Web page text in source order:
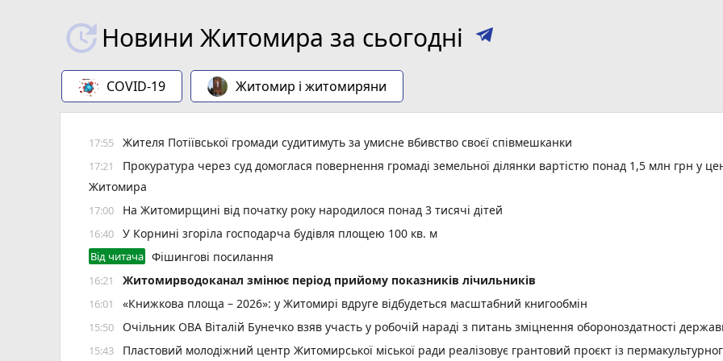
Новини Житомира за сьогодні
COVID-19 Житомир і житомиряни
17:55 Жителя Потіївської громади судитимуть за умисне вбивство своєї співмешканки
17:21
Прокуратура через суд домоглася повернення громаді земельної ділянки вартістю понад 1,5 млн грн у
Житомира
17:00 На Житомирщині від початку року народилося понад 3 тисячі дітей
16:40 У Корнині згоріла господарча будівля площею 100 кв. м
Від читача Фішингові посилання
16:21 Житомирводоканал змінює період прийому показників лічильників
16:01 «Книжкова площа – 2026»: у Житомирі вдруге відбудеться масштабний книгообмін
15:50 Очільник ОВА Віталій Бунечко взяв участь у робочій нараді з питань зміцнення обороноздатності
15:43 Пластовий молодіжний центр Житомирської міської ради реалізовує грантовий проєкт із